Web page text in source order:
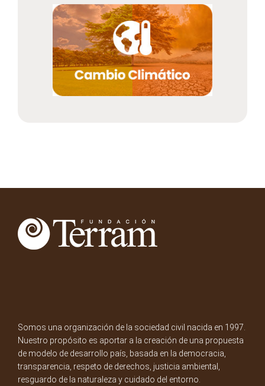
Somos una organización de la sociedad civil nacida en 1997.
Nuestro propósito es aportar a la creación de una propuesta
de modelo de desarrollo país, basada en la democracia,
transparencia, respeto de derechos, justicia ambiental,
resguardo de la naturaleza y cuidado del entorno.